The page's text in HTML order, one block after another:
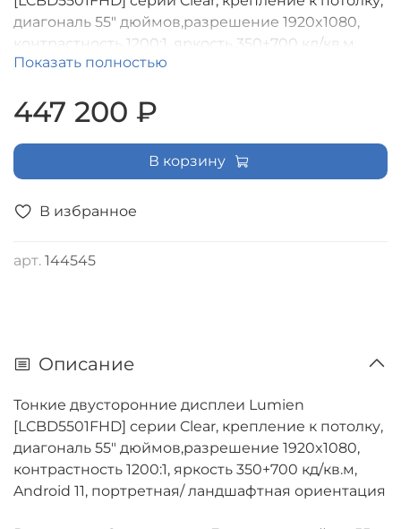
В избранное
арт. 144545
диагональ 55" дюймов,разрешение 1920x1080,
контрастность 1200:1, яркость 350+700 кд/кв.м,
Android 11, портретная/ ландшафтная ориентация
Показать полностью
447 200 ₽
В корзину
Описание
Тонкие двусторонние дисплеи Lumien
[LCBD5501FHD] серии Clear, крепление к потолку,
диагональ 55" дюймов,разрешение 1920x1080,
контрастность 1200:1, яркость 350+700 кд/кв.м,
Android 11, портретная/ ландшафтная ориентация